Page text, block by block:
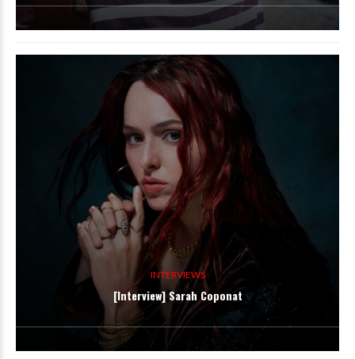
INTERVIEWS
[Interview] Sarah Coponat